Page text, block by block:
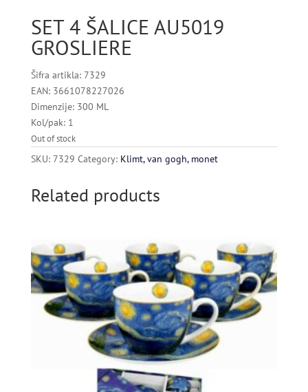
SET 4 ŠALICE AU5019
GROSLIERE
Šifra artikla: 7329
EAN: 3661078227026
Dimenzije: 300 ML
Kol/pak: 1
Out of stock
SKU: 7329 Category: Klimt, van gogh, monet
Related products